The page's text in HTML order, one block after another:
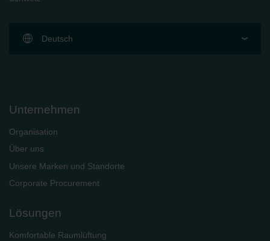
Deutsch
Unternehmen
Organisation
Über uns
Unsere Marken und Standorte
Corporate Procurement
Lösungen
Komfortable Raumlüftung